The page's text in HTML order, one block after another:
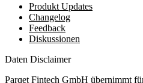
Produkt Updates
Changelog
Feedback
Diskussionen
Daten Disclaimer
Parqet Fintech GmbH übernimmt